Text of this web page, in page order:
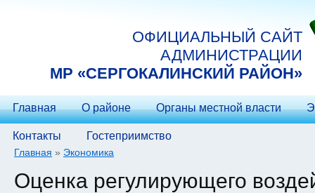
ОФИЦИАЛЬНЫЙ САЙТ
АДМИНИСТРАЦИИ
МP «СЕРГОКАЛИНСКИЙ РАЙОН»
Главная О районе Органы местной власти
Контакты Гостеприимство
Вы здесь
Главная » Экономика
Оценка регулирующего